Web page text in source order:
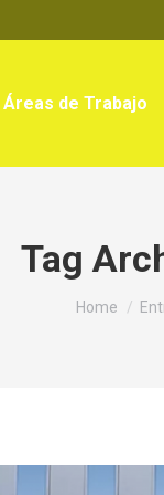
Áreas de Trabajo
Tag
You are
Home